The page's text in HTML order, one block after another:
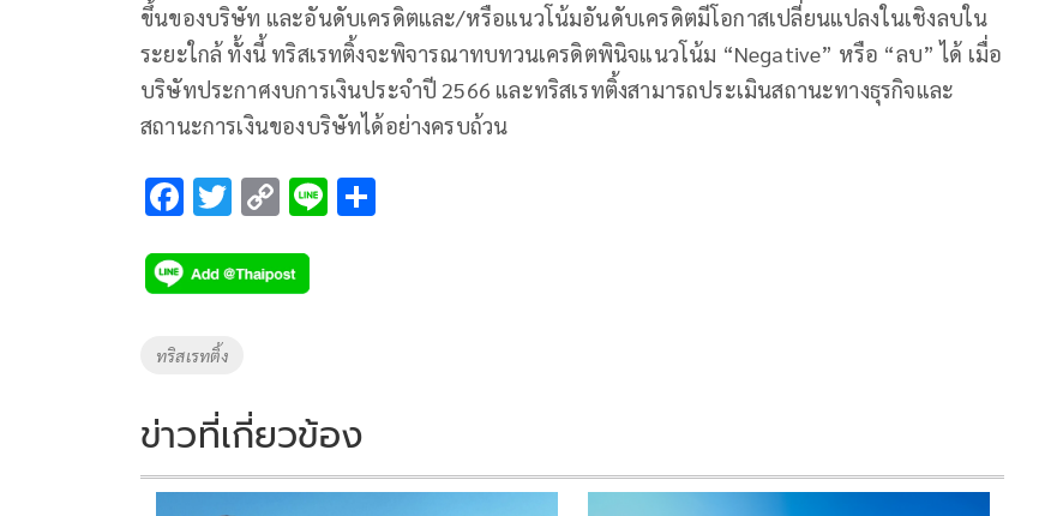
ขึ้นของบริษัท และอันดับเครดิตและ/หรือแนวโน้มอันดับเครดิตมีโอกาสเปลี่ยนแปลงในเชิงลบใน
ระยะใกล้ ทั้งนี้ ทริสเรทติ้งจะพิจารณาทบทวนเครดิตพินิจแนวโน้ม “Negative” หรือ “ลบ” ได้ เมื่อ
บริษัทประกาศงบการเงินประจำปี 2566 และทริสเรทติ้งสามารถประเมินสถานะทางธุรกิจและ
สถานะการเงินของบริษัทได้อย่างครบถ้วน
F
e
b
o
k
T
tt
er
C
p
y
k
Li
Tags
ทริสเรทติ้ง
ข่าวที่เกี่ยวข้อง